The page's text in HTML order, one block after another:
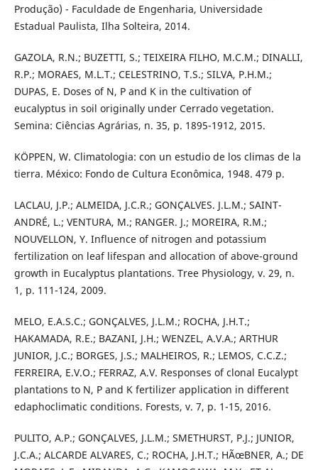
Produção) - Faculdade de Engenharia, Universidade
Estadual Paulista, Ilha Solteira, 2014.
GAZOLA, R.N.; BUZETTI, S.; TEIXEIRA FILHO, M.C.M.; DINALLI,
R.P.; MORAES, M.L.T.; CELESTRINO, T.S.; SILVA, P.H.M.;
DUPAS, E. Doses of N, P and K in the cultivation of
eucalyptus in soil originally under Cerrado vegetation.
Semina: Ciências Agrárias, n. 35, p. 1895-1912, 2015.
KÖPPEN, W. Climatologia: con un estudio de los climas de la
tierra. México: Fondo de Cultura Econômica, 1948. 479 p.
LACLAU, J.P.; ALMEIDA, J.C.R.; GONÇALVES. J.L.M.; SAINT-
ANDRÉ, L.; VENTURA, M.; RANGER. J.; MOREIRA, R.M.;
NOUVELLON, Y. Influence of nitrogen and potassium
fertilization on leaf lifespan and allocation of above-ground
growth in Eucalyptus plantations. Tree Physiology, v. 29, n.
1, p. 111-124, 2009.
MELO, E.A.S.C.; GONÇALVES, J.L.M.; ROCHA, J.H.T.;
HAKAMADA, R.E.; BAZANI, J.H.; WENZEL, A.V.A.; ARTHUR
JUNIOR, J.C.; BORGES, J.S.; MALHEIROS, R.; LEMOS, C.C.Z.;
FERREIRA, E.V.O.; FERRAZ, A.V. Responses of clonal Eucalypt
plantations to N, P and K fertilizer application in different
edaphoclimatic conditions. Forests, v. 7, p. 1-15, 2016.
PULITO, A.P.; GONÇALVES, J.L.M.; SMETHURST, P.J.; JUNIOR,
J.C.A.; ALCARDE ALVARES, C.; ROCHA, J.H.T.; HÃœBNER, A.; DE